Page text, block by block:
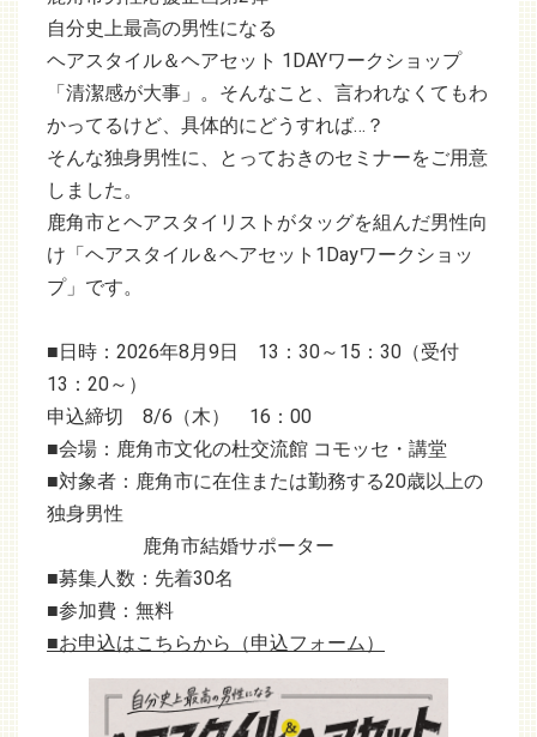
自分史上最高の男性になる
ヘアスタイル＆ヘアセット 1DAYワークショップ
「清潔感が大事」。そんなこと、言われなくてもわ
かってるけど、具体的にどうすれば…？
そんな独身男性に、とっておきのセミナーをご用意
しました。
鹿角市とヘアスタイリストがタッグを組んだ男性向
け「ヘアスタイル＆ヘアセット1Dayワークショッ
プ」です。
■日時：2026年8月9日 13：30～15：30（受付
13：20～）
申込締切 8/6（木） 16：00
■会場：鹿角市文化の杜交流館 コモッセ・講堂
■対象者：鹿角市に在住または勤務する20歳以上の
独身男性
鹿角市結婚サポーター
■募集人数：先着30名
■参加費：無料
■お申込はこちらから（申込フォーム）